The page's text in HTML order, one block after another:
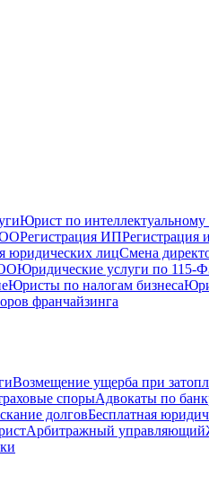
Юрист по интеллектуальному
Регистрация ИПРегистрация
юридических лицСмена
Юридические услуги по 115-
Юристы по налогам бизнеса
франчайзинга
Возмещение ущерба при
спорыАдвокаты по
долговБесплатная
Арбитражный управляющий